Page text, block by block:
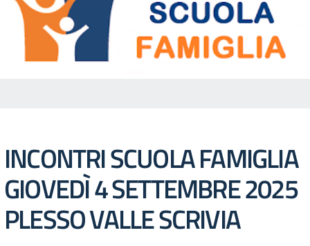
INCONTRI SCUOLA FAMIGLIA
GIOVEDÌ 4 SETTEMBRE 2025
PLESSO VALLE SCRIVIA